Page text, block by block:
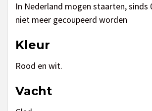
In Nederland mogen staarten, sinds
niet meer gecoupeerd worden
Kleur
Rood en wit.
Vacht